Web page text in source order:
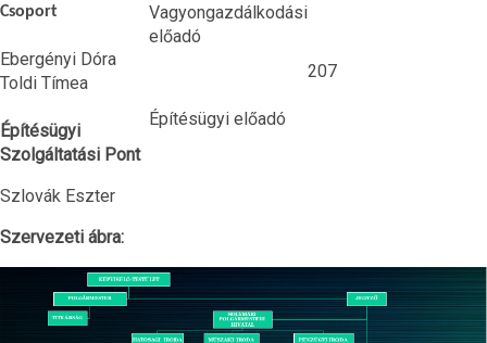
Csoport
Ebergényi Dóra
Toldi Tímea
Építésügyi
Szolgáltatási Pont
Szlovák Eszter
Vagyongazdálkodási
előadó
Építésügyi előadó
207
Szervezeti ábra: